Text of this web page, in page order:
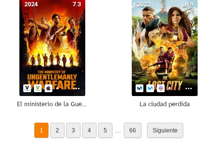
7.3
2024
El ministerio de la Guerra Sucia
6.9
2022
La ciudad perdida
1 2 3 4 5 ... 66 Siguiente